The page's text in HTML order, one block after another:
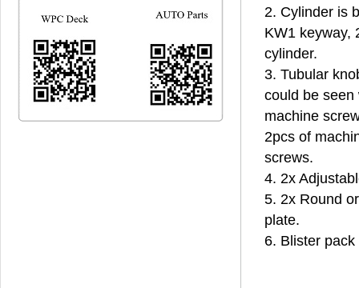
2. Cylinder is
KW1 keyway,
3. Tubular
could be
machine
2pcs of
4. 2x
5. 2x Round
plate.
6. Blister